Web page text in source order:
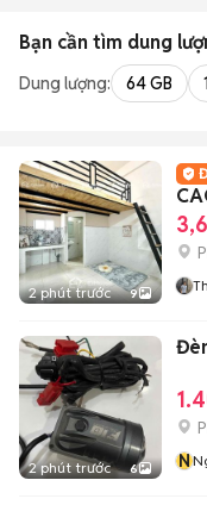
Bạn cần tìm dung
Dung lượng: 64 GB
2 phút trước 9
2 phút trước 6
N